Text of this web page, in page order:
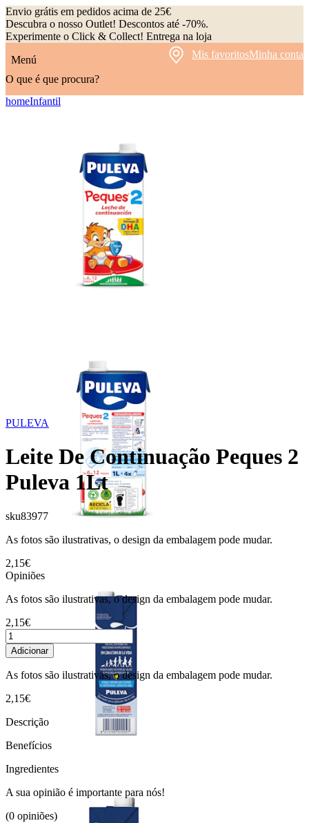
Envio grátis em pedidos acima de 25€
Descubra o nosso Outlet! Descontos até -70%.
Experimente o Click & Collect! Entrega na loja
Menú
Mis favoritosMinha conta
O que é que procura?
homeInfantil
PULEVA
Leite De Continuação Peques 2
Puleva 1Lt
sku83977
As fotos são ilustrativas, o design da embalagem pode mudar.
2,15€
Opiniões
As fotos são ilustrativas, o design da embalagem pode mudar.
2,15€
Adicionar
As fotos são ilustrativas, o design da embalagem pode mudar.
2,15€
Descrição
Benefícios
Ingredientes
A sua opinião é importante para nós!
(0 opiniões)